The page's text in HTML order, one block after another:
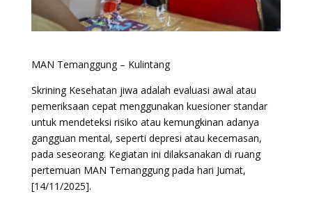
MAN Temanggung – Kulintang
Skrining Kesehatan jiwa adalah evaluasi awal atau
pemeriksaan cepat menggunakan kuesioner standar
untuk mendeteksi risiko atau kemungkinan adanya
gangguan mental, seperti depresi atau kecemasan,
pada seseorang. Kegiatan ini dilaksanakan di ruang
pertemuan MAN Temanggung pada hari Jumat,
[14/11/2025].